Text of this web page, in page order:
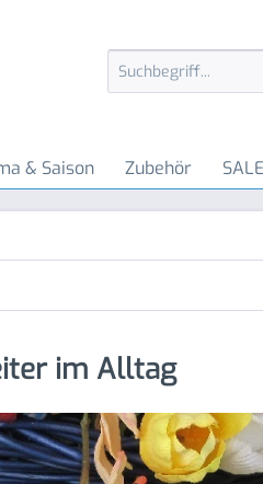
& Saison Zubehör SALE
im Alltag